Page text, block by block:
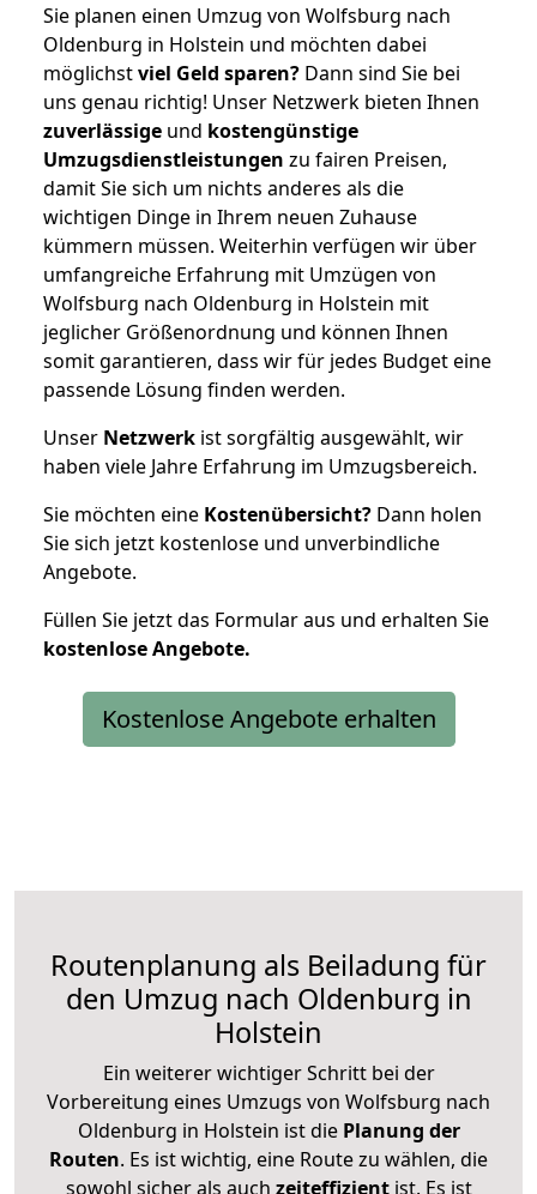
Sie planen einen Umzug von Wolfsburg nach
Oldenburg in Holstein und möchten dabei
möglichstviel Geld sparen? Dann sind Sie bei
uns genau richtig! Unser Netzwerk bieten Ihnen
zuverlässige und kostengünstige
Umzugsdienstleistungen zu fairen Preisen,
damit Sie sich um nichts anderes als die
wichtigen Dinge in Ihrem neuen Zuhause
kümmern müssen. Weiterhin verfügen wir über
umfangreiche Erfahrung mit Umzügen von
Wolfsburg nach Oldenburg in Holstein mit
jeglicher Größenordnung und können Ihnen
somit garantieren, dass wir für jedes Budget eine
passende Lösung finden werden.
Unser Netzwerk ist sorgfältig ausgewählt, wir
haben viele Jahre Erfahrung im Umzugsbereich.
Sie möchten eine Kostenübersicht? Dann holen
Sie sich jetzt kostenlose und unverbindliche
Angebote.
Füllen Sie jetzt das Formular aus und erhalten Sie
kostenloseAngebote.
Kostenlose Angebote erhalten
Routenplanung als Beiladung für
den Umzug nach Oldenburg in
Holstein
Ein weiterer wichtiger Schritt bei der
Vorbereitung eines Umzugs von Wolfsburg nach
Oldenburg in Holstein ist diePlanung der
Routen. Es ist wichtig, eine Route zu wählen, die
sowohl sicher als auch zeiteffizientist. Es ist